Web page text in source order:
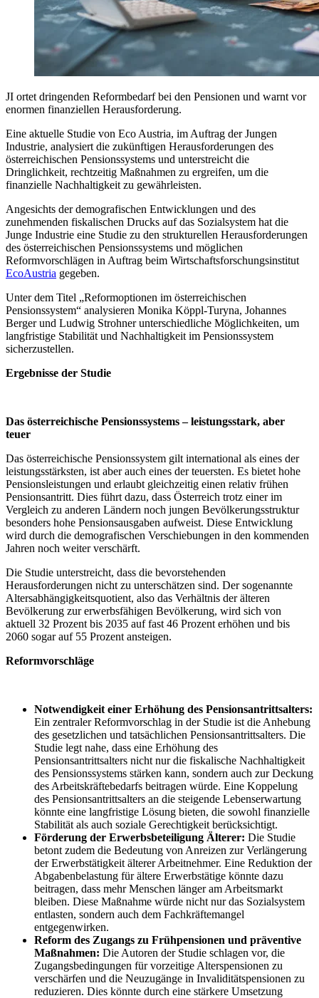
JI ortet dringenden Reformbedarf bei den Pensionen und warnt vor
enormen finanziellen Herausforderung.
Eine aktuelle Studie von Eco Austria, im Auftrag der Jungen
Industrie, analysiert die zukünftigen Herausforderungen des
österreichischen Pensionssystems und unterstreicht die
Dringlichkeit, rechtzeitig Maßnahmen zu ergreifen, um die
finanzielle Nachhaltigkeit zu gewährleisten.
Angesichts der demografischen Entwicklungen und des
zunehmenden fiskalischen Drucks auf das Sozialsystem hat die
Junge Industrie eine Studie zu den strukturellen Herausforderungen
des österreichischen Pensionssystems und möglichen
Reformvorschlägen in Auftrag beim Wirtschaftsforschungsinstitut
EcoAustria gegeben.
Unter dem Titel „Reformoptionen im österreichischen
Pensionssystem“ analysieren Monika Köppl-Turyna, Johannes
Berger und Ludwig Strohner unterschiedliche Möglichkeiten, um
langfristige Stabilität und Nachhaltigkeit im Pensionssystem
sicherzustellen.
Ergebnisse der Studie
Das österreichische Pensionssystems – leistungsstark, aber
teuer
Das österreichische Pensionssystem gilt international als eines der
leistungsstärksten, ist aber auch eines der teuersten. Es bietet hohe
Pensionsleistungen und erlaubt gleichzeitig einen relativ frühen
Pensionsantritt. Dies führt dazu, dass Österreich trotz einer im
Vergleich zu anderen Ländern noch jungen Bevölkerungsstruktur
besonders hohe Pensionsausgaben aufweist. Diese Entwicklung
wird durch die demografischen Verschiebungen in den kommenden
Jahren noch weiter verschärft.
Die Studie unterstreicht, dass die bevorstehenden
Herausforderungen nicht zu unterschätzen sind. Der sogenannte
Altersabhängigkeitsquotient, also das Verhältnis der älteren
Bevölkerung zur erwerbsfähigen Bevölkerung, wird sich von
aktuell 32 Prozent bis 2035 auf fast 46 Prozent erhöhen und bis
2060 sogar auf 55 Prozent ansteigen.
Reformvorschläge
Notwendigkeit einer Erhöhung des Pensionsantrittsalters:
Ein zentraler Reformvorschlag in der Studie ist die Anhebung
des gesetzlichen und tatsächlichen Pensionsantrittsalters. Die
Studie legt nahe, dass eine Erhöhung des
Pensionsantrittsalters nicht nur die fiskalische Nachhaltigkeit
des Pensionssystems stärken kann, sondern auch zur Deckung
des Arbeitskräftebedarfs beitragen würde. Eine Koppelung
des Pensionsantrittsalters an die steigende Lebenserwartung
könnte eine langfristige Lösung bieten, die sowohl finanzielle
Stabilität als auch soziale Gerechtigkeit berücksichtigt.
Förderung der Erwerbsbeteiligung Älterer: Die Studie
betont zudem die Bedeutung von Anreizen zur Verlängerung
der Erwerbstätigkeit älterer Arbeitnehmer. Eine Reduktion der
Abgabenbelastung für ältere Erwerbstätige könnte dazu
beitragen, dass mehr Menschen länger am Arbeitsmarkt
bleiben. Diese Maßnahme würde nicht nur das Sozialsystem
entlasten, sondern auch dem Fachkräftemangel
entgegenwirken.
Reform des Zugangs zu Frühpensionen und präventive
Maßnahmen: Die Autoren der Studie schlagen vor, die
Zugangsbedingungen für vorzeitige Alterspensionen zu
verschärfen und die Neuzugänge in Invaliditätspensionen zu
reduzieren. Dies könnte durch eine stärkere Umsetzung